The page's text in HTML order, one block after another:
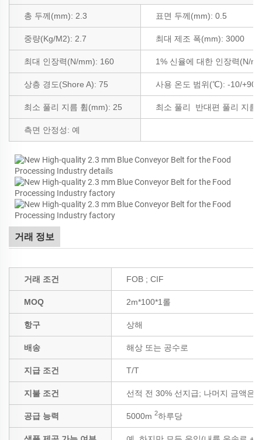
총 두께(mm): 2.3 표면 두께(mm): 0.5
중량(Kg/M2): 2.7 최대 제조 폭(mm): 3000
최대 인장력(N/mm): 160 1% 신율에 대한 인장력(N/
상층 경도(Shore A): 75 사용 온도 범위(℃): -10/+90
최소 풀리 지름 휨(mm): 25 최소 풀리 반대편 풀리 지름
측면 안정성: 예
거래 정보
거래 조건 FOB ; CIF
MOQ 2m*100*1롤
항구 상해
배송 해상 또는 공수로
지급 조건 T/T
지불 조건 선적 전 30% 선지급; 나머지 금액은
공급 능력 5000m 2하루당